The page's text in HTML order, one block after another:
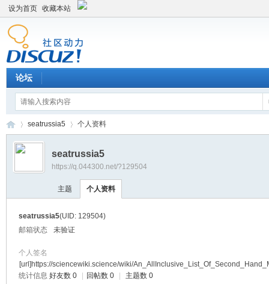
设为首页 收藏本站
论坛
›
seatrussia5 个人资料
seatrussia5
https://q.044300.net/?129504
主题 个人资料
seatrussia5(UID: 129504)
邮箱状态
未验证
个人签名
[url]https://sciencewiki.science/wiki/
统计信息 好友数 0 回帖数 0 主题数 0